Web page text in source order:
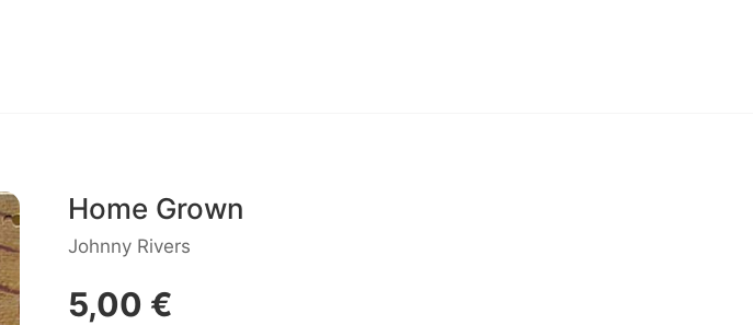
Home Grown
Johnny Rivers
5,00 €